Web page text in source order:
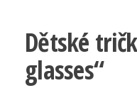
Dětské
glasses“